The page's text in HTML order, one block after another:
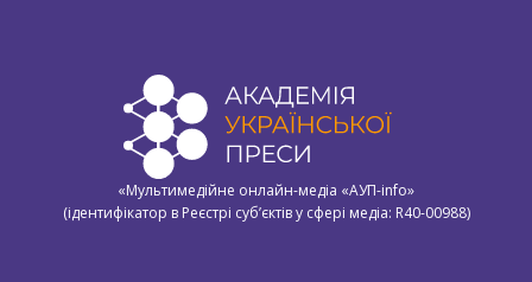
«Мультимедійне онлайн-медіа «АУП-info»
(ідентифікатор в Реєстрі суб’єктів у сфері медіа: R40-00988)